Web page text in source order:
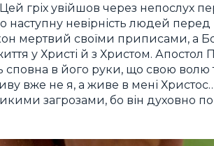
гріх увійшов через непослух
невірність людей
мертвий своїми приписами, а
у Христі й з Христом. Апостол
сповна в його руки, що свою волю
вже не я, а живе в мені
загрозами, бо він духовно